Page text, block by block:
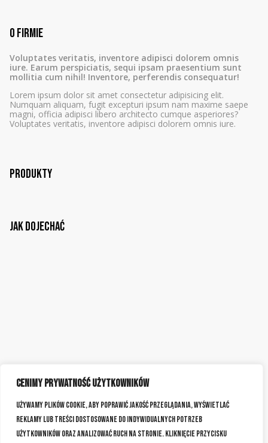
Cenimy prywatność użytkowników
Używamy plików cookie, aby poprawić jakość przeglądania, wyświetlać
reklamy lub treści dostosowane do indywidualnych potrzeb
użytkowników oraz analizować ruch na stronie. Kliknięcie przycisku
O firmie
Voluptates veritatis, inventore adipisci dolorem omnis
iure. Earum perspiciatis, sequi ipsam praesentium sunt
mollitia cum nihil! Inventore, perferendis consequatur!
Lorem ipsum dolor sit amet consectetur adipisicing elit.
Numquam aliquam, fugit excepturi ipsum nam maxime saepe
magni, officia adipisci libero architecto cumque asperiores?
Voluptates veritatis, inventore adipisci dolorem omnis iure.
Produkty
Jak dojechać